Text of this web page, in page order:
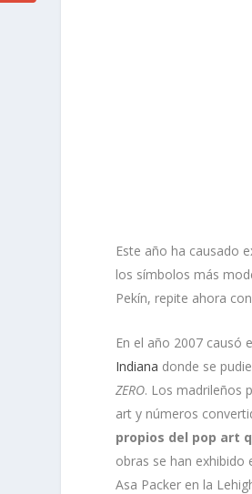
Este año ha causado
los símbolos más
Pekín, repite ahora
En el año 2007 causó
Indiana donde se
ZERO. Los madrileños
art y números
propios del pop art
obras se han exhibido
Asa Packer en la